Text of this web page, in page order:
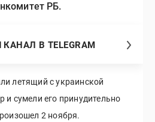
РБ.
В TELEGRAM
летящий с украинской
и сумели его принудительно
2 ноября.